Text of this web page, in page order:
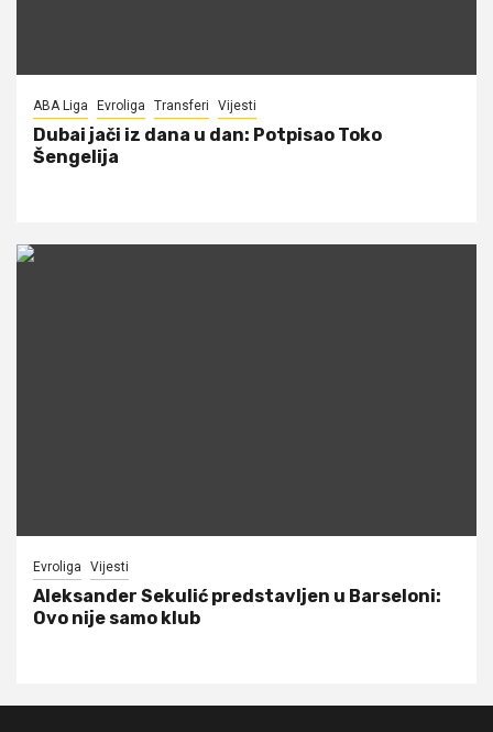
ABA Liga Evroliga Transferi Vijesti
Dubai jači iz dana u dan: Potpisao Toko
Šengelija
Evroliga Vijesti
Aleksander Sekulić predstavljen u Barseloni:
Ovo nije samo klub